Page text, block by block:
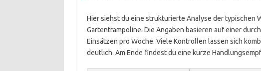
Hier siehst du eine strukturierte Analyse der typischen
Gartentrampoline. Die Angaben basieren auf einer
Einsätzen pro Woche. Viele Kontrollen lassen sich
deutlich. Am Ende findest du eine kurze